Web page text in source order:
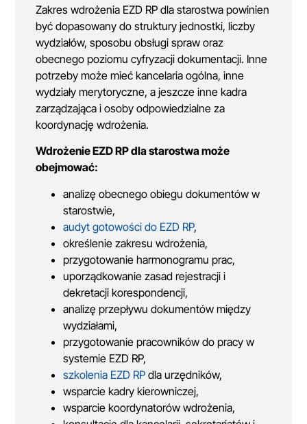
Zakres wdrożenia EZD RP dla starostwa powinien
być dopasowany do struktury jednostki, liczby
wydziałów, sposobu obsługi spraw oraz
obecnego poziomu cyfryzacji dokumentacji. Inne
potrzeby może mieć kancelaria ogólna, inne
wydziały merytoryczne, a jeszcze inne kadra
zarządzająca i osoby odpowiedzialne za
koordynację wdrożenia.
Wdrożenie EZD RP dla starostwa może
obejmować:
analizę obecnego obiegu dokumentów w
starostwie,
audyt gotowości do EZD RP,
określenie zakresu wdrożenia,
przygotowanie harmonogramu prac,
uporządkowanie zasad rejestracji i
dekretacji korespondencji,
analizę przepływu dokumentów między
wydziałami,
przygotowanie pracowników do pracy w
systemie EZD RP,
szkolenia EZD RP dla urzędników,
wsparcie kadry kierowniczej,
wsparcie koordynatorów wdrożenia,